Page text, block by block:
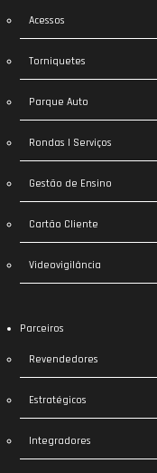
Acessos
Torniquetes
Parque Auto
Rondas | Serviços
Gestão de Ensino
Cartão Cliente
Videovigilância
Parceiros
Revendedores
Estratégicos
Integradores